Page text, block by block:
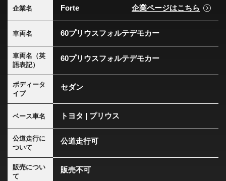
企業名 Forte 企業ページはこちら
車両名 60プリウスフォルテデモカー
車両名（英
語表記）
60プリウスフォルテデモカー
ボディータ
イプ
セダン
ベース車名 トヨタ | プリウス
公道走行に
ついて
公道走行可
販売につい
て
販売不可